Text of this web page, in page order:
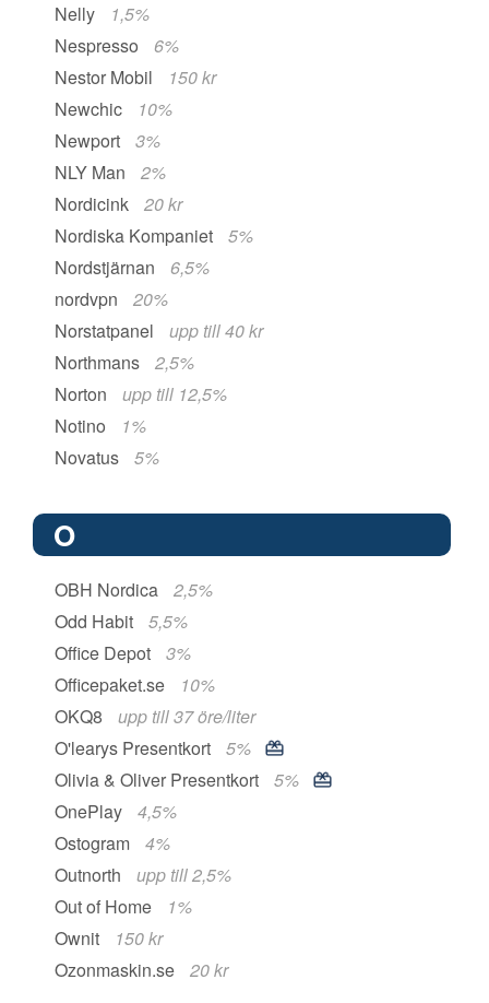
Nelly
1,5%
Nespresso
6%
Nestor Mobil
150 kr
Newchic
10%
Newport
3%
NLY Man
2%
Nordicink
20 kr
Nordiska Kompaniet
5%
Nordstjärnan
6,5%
nordvpn
20%
Norstatpanel
upp till 40 kr
Northmans
2,5%
Norton
upp till 12,5%
Notino
1%
Novatus
5%
O
OBH Nordica
2,5%
Odd Habit
5,5%
Office Depot
3%
Officepaket.se
10%
OKQ8
upp till 37 öre/liter
O'learys Presentkort
5%
Olivia & Oliver Presentkort
5%
OnePlay
4,5%
Ostogram
4%
Outnorth
upp till 2,5%
Out of Home
1%
Ownit
150 kr
Ozonmaskin.se
20 kr